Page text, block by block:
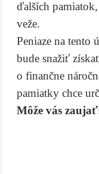
ďalších
veže.
Peniaze na tento
bude snažiť
o finančne
pamiatky chce
Môže vás